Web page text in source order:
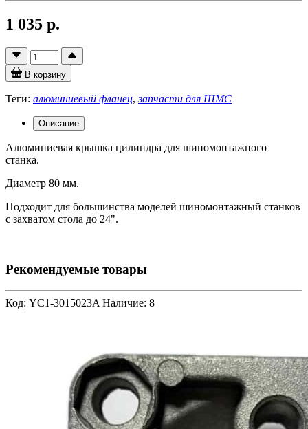
1 035 р.
В корзину
Теги: алюминиевый фланец,запчасти для ШМС
Описание
Алюминиевая крышка цилиндра для шиномонтажного
станка.
Диаметр 80 мм.
Подходит для большинства моделей шиномонтажный станков
с захватом стола до 24".
Рекомендуемые товары
Код: YC1-3015023A Наличие: 8